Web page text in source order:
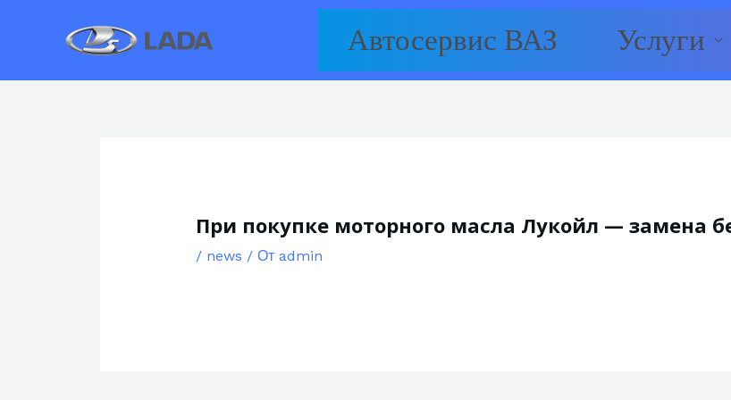
Автосервис ВАЗ Услуги
При покупке моторного масла Лукойл — замена
/ news / От admin